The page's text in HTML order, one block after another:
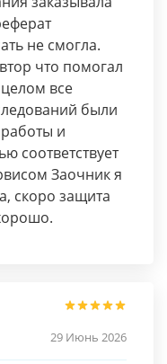
не смогла.
что помогал
все
были
работы и
соответствует
Заочник я
скоро защита
29 Июнь 2026